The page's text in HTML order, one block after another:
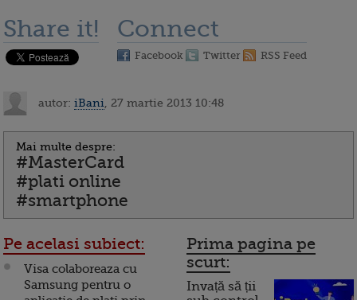
Share it! Connect
Facebook Twitter RSS Feed
autor: iBani , 27 martie 2013 10:48
Mai multe despre:
#MasterCard
#plati online
#smartphone
Pe acelasi subiect:
Visa colaboreaza cu
Samsung pentru o
Prima pagina pe
scurt:
Invață să ții